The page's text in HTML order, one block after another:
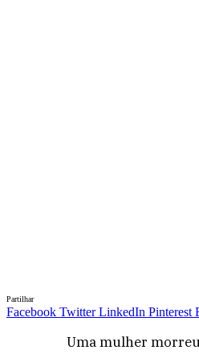
Partilhar
Facebook Twitter LinkedIn Pinterest
Uma mulher